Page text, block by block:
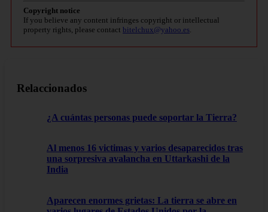
Copyright notice
If you believe any content infringes copyright or intellectual
property rights, please contact bitelchux@yahoo.es
Relaccionados
¿A cuántas personas puede soportar la Tierra?
Al menos 16 victimas y varios desaparecidos tras
una sorpresiva avalancha en Uttarkashi de la
India
Aparecen enormes grietas: La tierra se abre en